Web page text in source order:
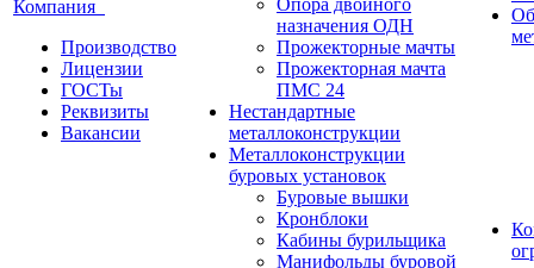
Компания
Производство
Лицензии
ГОСТы
Реквизиты
Вакансии
Опора двойного
назначения ОДН
Прожекторные мачты
Прожекторная мачта
ПМС 24
Нестандартные
металлоконструкции
Металлоконструкции
буровых установок
Буровые вышки
Кронблоки
Кабины бурильщика
Манифольды буровой